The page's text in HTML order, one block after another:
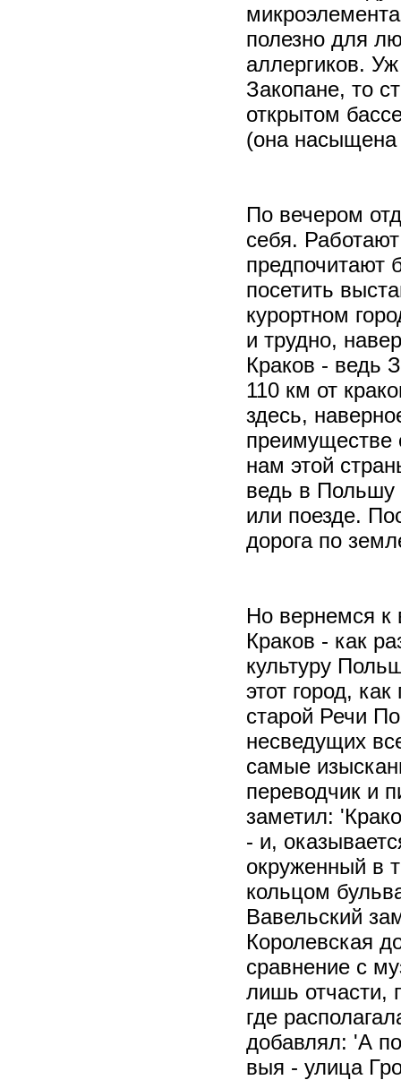
полезно для
аллергиков.
Закопане, то
открытом
(она насыщена
По вечером
себя.
предпочитают
посетить
курортном
и трудно,
Краков - ведь
110 км от
здесь,
преимуществе
нам этой
ведь в Польшу
или поезде.
дорога по
Но вернемся
Краков - как
культуру
этот город,
старой Речи
несведущих
самые
переводчик и
заметил:
- и,
окруженный в
кольцом
Вавельский
Королевская
сравнение с
лишь отчасти,
где
добавлял: 'А
выя - улица